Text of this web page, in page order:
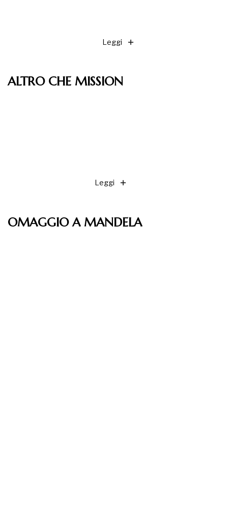
Leggi
ALTRO CHE MISSION
Leggi
OMAGGIO A MANDELA